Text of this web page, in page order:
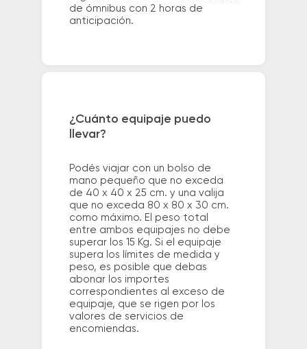
de ómnibus con 2 horas de
anticipación.
¿Cuánto equipaje puedo
llevar?
Podés viajar con un bolso de
mano pequeño que no exceda
de 40 x 40 x 25 cm. y una valija
que no exceda 80 x 80 x 30 cm.
como máximo. El peso total
entre ambos equipajes no debe
superar los 15 Kg. Si el equipaje
supera los límites de medida y
peso, es posible que debas
abonar los importes
correspondientes al exceso de
equipaje, que se rigen por los
valores de servicios de
encomiendas.